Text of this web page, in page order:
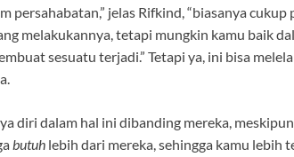
persahabatan,” jelas Rifkind, “biasanya cukup
melakukannya, tetapi mungkin kamu baik
sesuatu terjadi.” Tetapi ya, ini bisa
diri dalam hal ini dibanding mereka,
butuh lebih dari mereka, sehingga kamu lebih